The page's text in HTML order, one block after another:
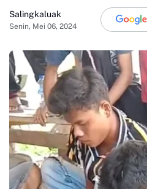
Salingkaluak
Senin, Mei 06, 2024